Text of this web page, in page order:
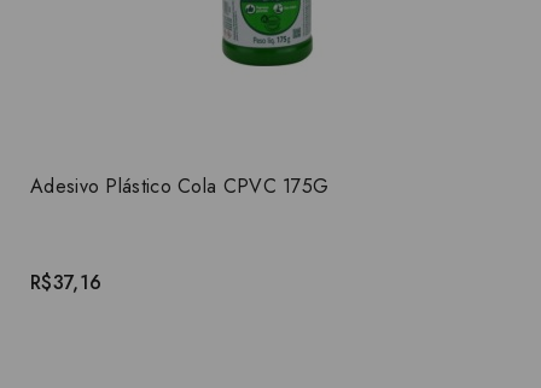
Adesivo Plástico Cola CPVC 175G
R$37,16